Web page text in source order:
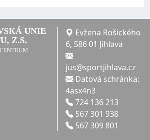
UNIE
Z.S.
Evžena Rošického
6, 586 01 Jihlava
jus@sportjihlava.cz
Datová schránka:
4asx4n3
724 136 213
567 301 938
567 309 801